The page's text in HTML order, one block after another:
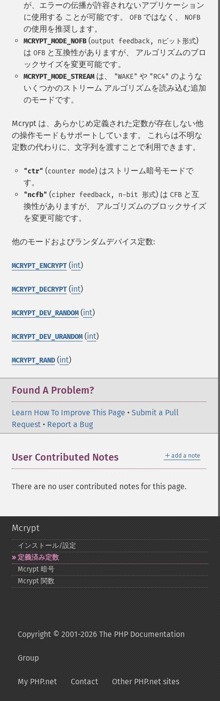
が、エラーの伝播が許容されないアプリケーション
に使用する ことが可能です。 OFB ではなく、 NOFB
の使用を推奨します。
MCRYPT_MODE_NOFB (output feedback, nビット形式)
は OFB と互換性がありますが、 アルゴリズムのブロ
ックサイズを変更可能です。
MCRYPT_MODE_STREAMは、 "WAKE" や "RC4" のような
いくつかのストリーム アルゴリズムを読み込む追加
のモードです。
Mcrypt は、あらかじめ定義された定数が存在しない他
の操作モードもサポートしています。 これらは不明な
定数の代わりに、文字列を渡すことで利用できます。
"ctr" (counter mode) はストリーム暗号モードで
す。
"ncfb" (cipher feedback, n-bit 形式) は CFB と互
換性がありますが、 アルゴリズムのブロックサイズ
を変更可能です。
他のモードおよびランダムデバイス定数:
MCRYPT_ENCRYPT (int)
MCRYPT_DECRYPT (int)
MCRYPT_DEV_RANDOM(int)
MCRYPT_DEV_URANDOM(int)
MCRYPT_RAND (int)
Found A Problem?
Learn How To Improve This Page • Submit a Pull
Request • Report a Bug
＋ add a note
User Contributed Notes
There are no user contributed notes for this page.
Mcrypt
インストール/設定
定義済み定数
Mcrypt 暗号
Mcrypt 関数
Copyright © 2001-2026 The PHP Documentation
Group
My PHP.net Contact Other PHP.net sites